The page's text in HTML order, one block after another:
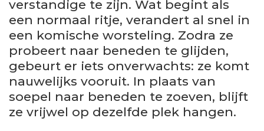
verstandige te zijn. Wat begint als
een normaal ritje, verandert al snel in
een komische worsteling. Zodra ze
probeert naar beneden te glijden,
gebeurt er iets onverwachts: ze komt
nauwelijks vooruit. In plaats van
soepel naar beneden te zoeven, blijft
ze vrijwel op dezelfde plek hangen.